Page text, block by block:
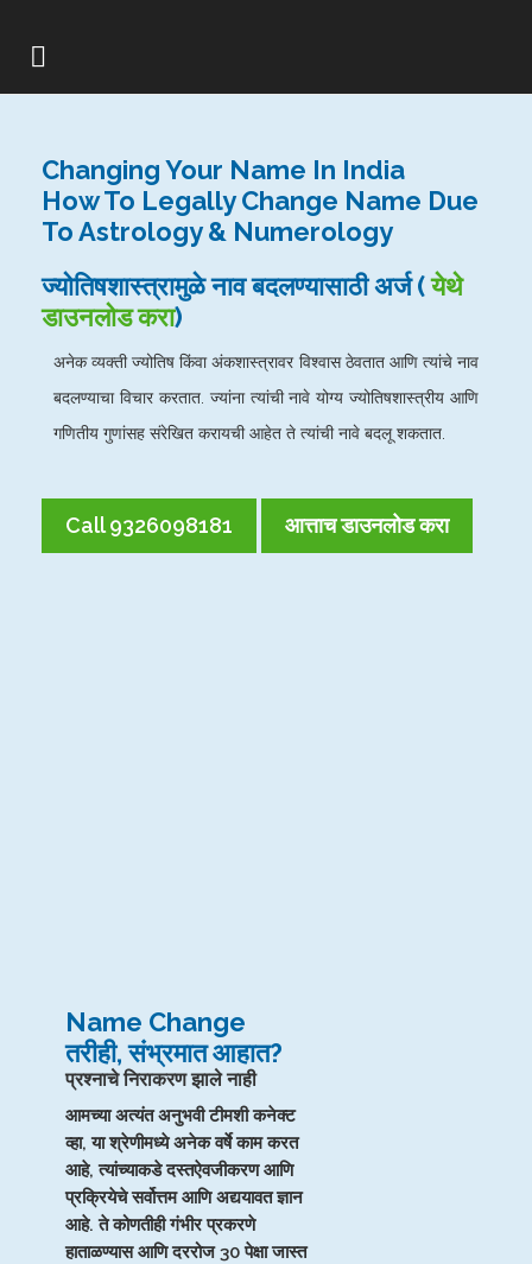
Changing Your Name In India
How To Legally Change Name Due
To Astrology & Numerology
ज्योतिषशास्त्रामुळे नाव बदलण्यासाठी अर्ज (येथे
डाउनलोड करा)
अनेक व्यक्ती ज्योतिष किंवा अंकशास्त्रावर विश्वास ठेवतात आणि त्यांचे नाव
बदलण्याचा विचार करतात. ज्यांना त्यांची नावे योग्य ज्योतिषशास्त्रीय आणि
गणितीय गुणांसह संरेखित करायची आहेत ते त्यांची नावे बदलू शकतात.
Call 9326098181 आत्ताच डाउनलोड करा
Name Change
तरीही, संभ्रमात आहात?
प्रश्नाचे निराकरण झाले नाही
आमच्या अत्यंत अनुभवी टीमशी कनेक्ट
व्हा, या श्रेणीमध्ये अनेक वर्षे काम करत
आहे, त्यांच्याकडे दस्तऐवजीकरण आणि
प्रक्रियेचे सर्वोत्तम आणि अद्ययावत ज्ञान
आहे. ते कोणतीही गंभीर प्रकरणे
हाताळण्यास आणि दररोज 30 पेक्षा जास्त